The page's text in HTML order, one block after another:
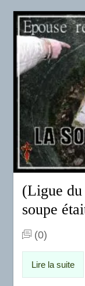
(Ligue
soupe
(0)
Lire la suite